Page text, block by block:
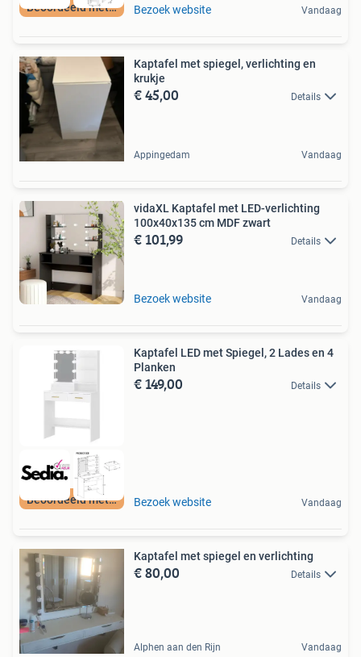
Beoordeeld met 9+ Bezoek website Vandaag
Kaptafel met spiegel, verlichting en
krukje
€ 45,00 Details
Appingedam Vandaag
vidaXL Kaptafel met LED-verlichting
100x40x135 cm MDF zwart
€ 101,99 Details
Bezoek website Vandaag
Beoordeeld met 9+
Kaptafel LED met Spiegel, 2 Lades en 4
Planken
€ 149,00 Details
Bezoek website Vandaag
Kaptafel met spiegel en verlichting
€ 80,00 Details
Alphen aan den Rijn Vandaag